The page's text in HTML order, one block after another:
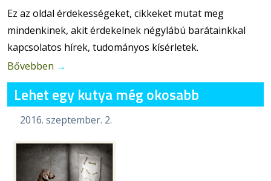
Ez az oldal érdekességeket, cikkeket mutat meg
mindenkinek, akit érdekelnek négylábú barátainkkal
kapcsolatos hírek, tudományos kísérletek.
Bővebben →
Lehet egy kutya még okosabb
2016. szeptember. 2.